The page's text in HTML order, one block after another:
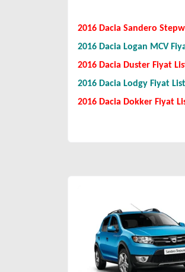
2016 Dacia Sandero
2016 Dacia Logan MCV
2016 Dacia Duster Fiyat
2016 Dacia Lodgy Fiyat
2016 Dacia Dokker Fiyat